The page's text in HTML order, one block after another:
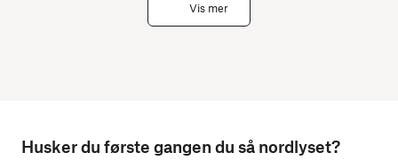
Vis mer
Husker du første gangen du så nordlyset?